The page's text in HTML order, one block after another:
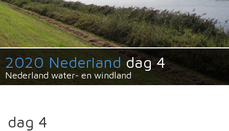
2020 Nederland dag 4
Nederland water- en windland
dag 4